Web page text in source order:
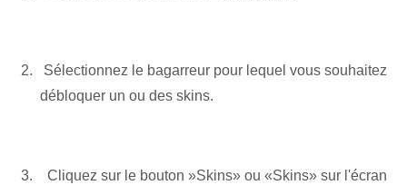
‌ Sélectionnez le bagarreur pour lequel vous souhaitez
débloquer un ou des skins.
‌ ⁣ ⁣Cliquez sur le bouton ⁤»Skins» ou «Skins» sur l'écran